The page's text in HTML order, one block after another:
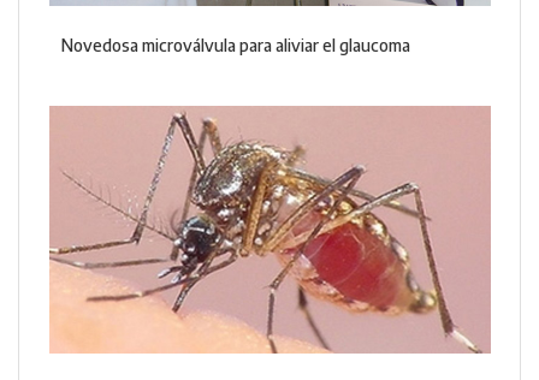
Novedosa microválvula para aliviar el glaucoma